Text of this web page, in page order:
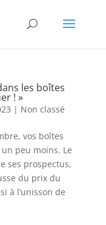
les boîtes
! »
| Non classé
vos boîtes
peu moins. Le
ses prospectus,
du prix du
à l’unisson de